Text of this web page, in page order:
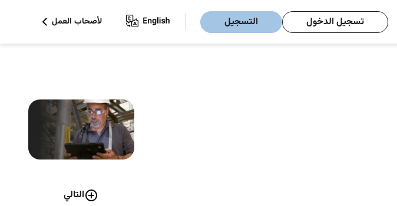
تسجيل الدخول التسجيل لأصحاب العمل
التالي